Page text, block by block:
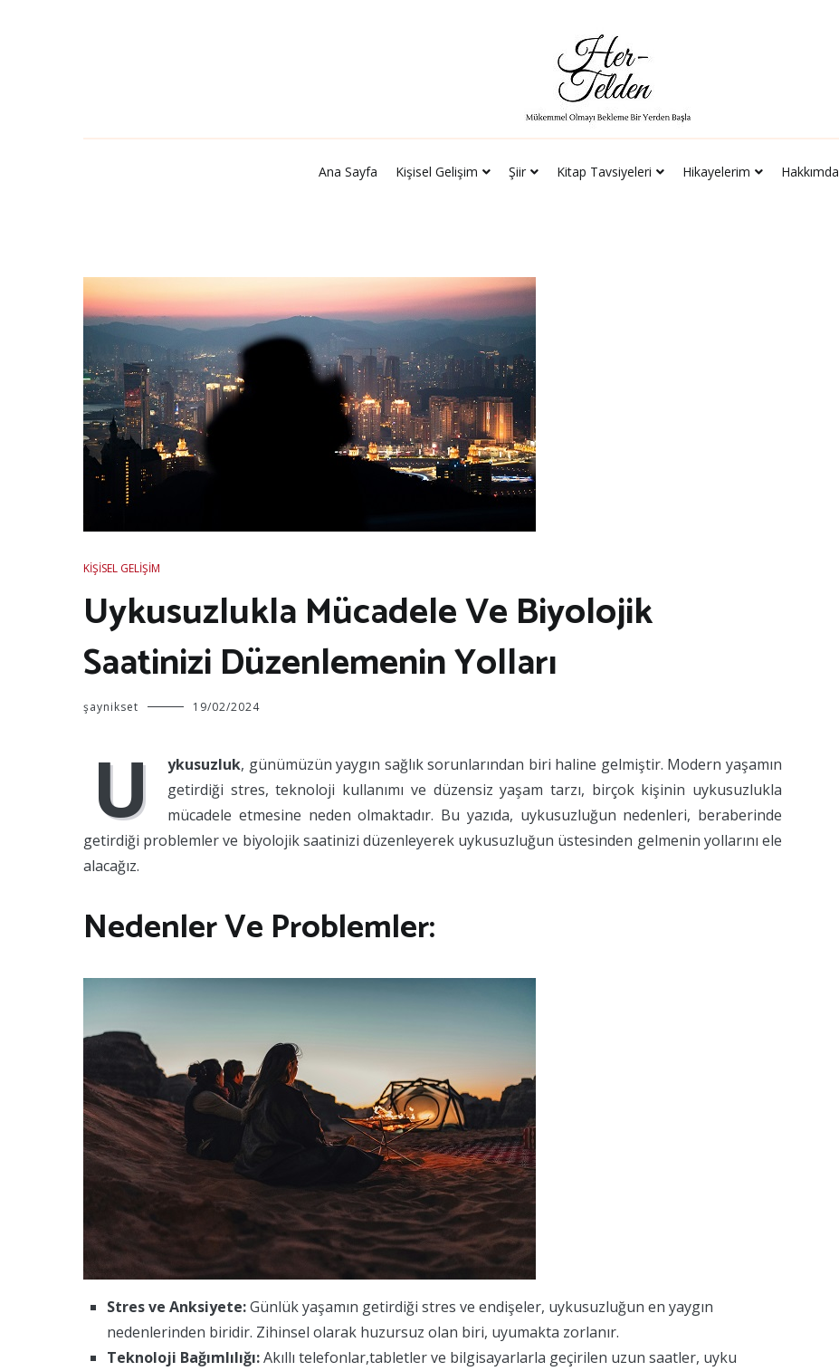
Ana Sayfa
Kişisel Gelişim Şiir Kitap Tavsiyeleri Hikayelerim Hakkımda
KIŞISEL GELIŞIM
Uykusuzlukla Mücadele Ve Biyolojik
Saatinizi Düzenlemenin Yolları
şaynikset 19/02/2024
U ykusuzluk, günümüzün yaygın sağlık sorunlarından biri haline gelmiştir. Modern yaşamın
getirdiği stres, teknoloji kullanımı ve düzensiz yaşam tarzı, birçok kişinin uykusuzlukla
mücadele etmesine neden olmaktadır. Bu yazıda, uykusuzluğun nedenleri, beraberinde
getirdiği problemler ve biyolojik saatinizi düzenleyerek uykusuzluğun üstesinden gelmenin yollarını ele
alacağız.
Nedenler Ve Problemler:
Stres ve Anksiyete:Günlük yaşamın getirdiği stres ve endişeler, uykusuzluğun en yaygın
nedenlerinden biridir. Zihinsel olarak huzursuz olan biri, uyumakta zorlanır.
Teknoloji Bağımlılığı:Akıllı telefonlar,tabletler ve bilgisayarlarla geçirilen uzun saatler, uyku